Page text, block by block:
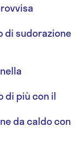
di sudorazione
di più con il
da caldo con